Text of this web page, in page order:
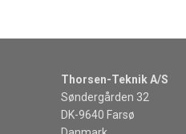
Thorsen-Teknik A/S
Søndergården 32
DK-9640 Farsø